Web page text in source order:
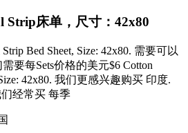
Strip床单，尺寸：42x80
Bed Sheet, Size: 42x80. 需要可以
要每Sets价格的美元$6 Cotton
42x80. 我们更感兴趣购买 印度.
们经常买 每季